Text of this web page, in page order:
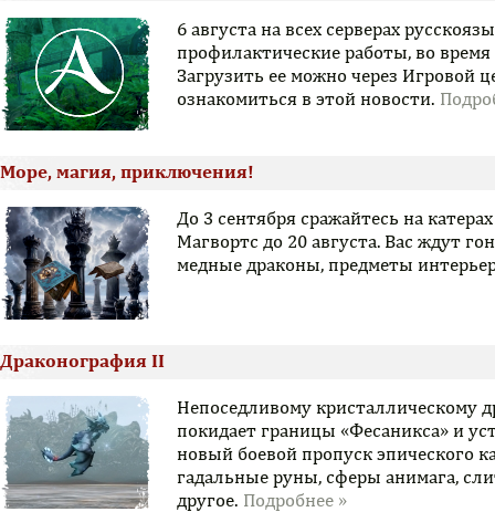
6 августа на всех серверах
профилактические работы, во
Загрузить ее можно через Игровой
ознакомиться в этой новости.
Море, магия, приключения!
До 3 сентября сражайтесь на
Магвортс до 20 августа. Вас ждут
медные драконы, предметы
Драконография II
Непоседливому кристаллическому
покидает границы «Фесаникса» и
новый боевой пропуск эпического
гадальные руны, сферы анимага,
другое.